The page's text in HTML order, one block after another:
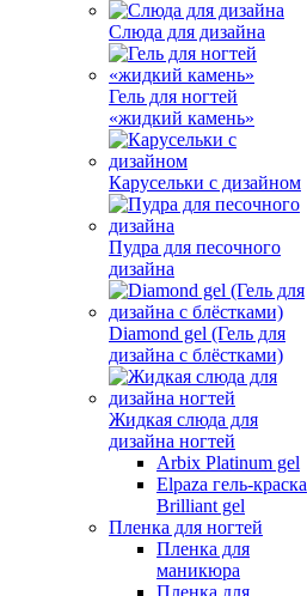
Слюда для дизайна
Гель для ногтей
«жидкий камень»
Карусельки с дизайном
Пудра для песочного
дизайна
Diamond gel (Гель для
дизайна с блёстками)
Жидкая слюда для
дизайна ногтей
Arbix Platinum gel
Elpaza гель-краска
Brilliant gel
Пленка для ногтей
Пленка для
маникюра
Пленка для